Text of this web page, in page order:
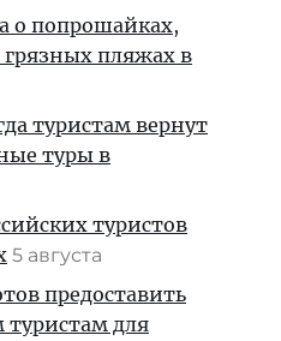
о попрошайках,
грязных пляжах в
туристам вернут
туры в
туристов
5 августа
предоставить
туристам для